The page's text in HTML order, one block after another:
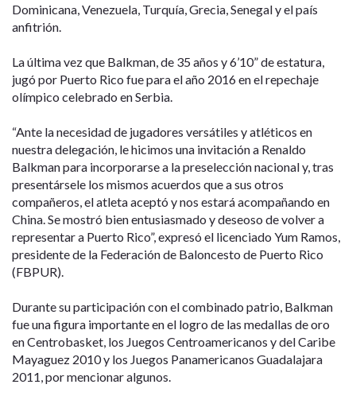
Dominicana, Venezuela, Turquía, Grecia, Senegal y el país
anfitrión.
La última vez que Balkman, de 35 años y 6’10” de estatura,
jugó por Puerto Rico fue para el año 2016 en el repechaje
olímpico celebrado en Serbia.
“Ante la necesidad de jugadores versátiles y atléticos en
nuestra delegación, le hicimos una invitación a Renaldo
Balkman para incorporarse a la preselección nacional y, tras
presentársele los mismos acuerdos que a sus otros
compañeros, el atleta aceptó y nos estará acompañando en
China. Se mostró bien entusiasmado y deseoso de volver a
representar a Puerto Rico”, expresó el licenciado Yum Ramos,
presidente de la Federación de Baloncesto de Puerto Rico
(FBPUR).
Durante su participación con el combinado patrio, Balkman
fue una figura importante en el logro de las medallas de oro
en Centrobasket, los Juegos Centroamericanos y del Caribe
Mayaguez 2010 y los Juegos Panamericanos Guadalajara
2011, por mencionar algunos.